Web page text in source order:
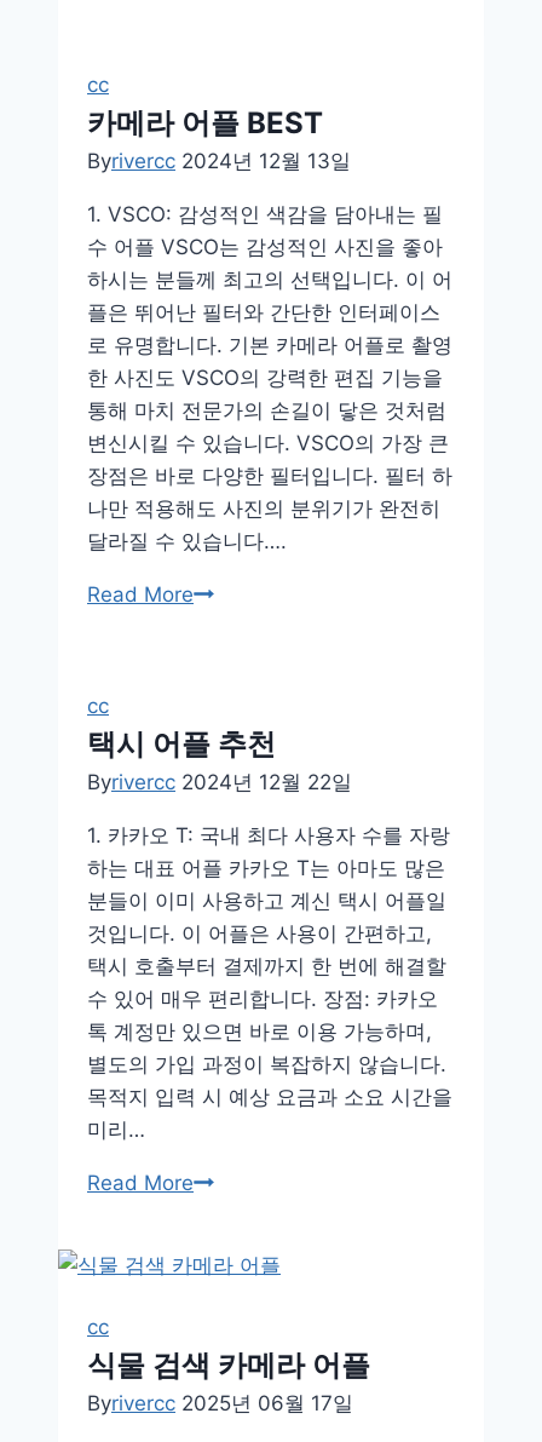
cc
카메라 어플 BEST
Byrivercc 2024년 12월 13일
1. VSCO: 감성적인 색감을 담아내는 필
수 어플 VSCO는 감성적인 사진을 좋아
하시는 분들께 최고의 선택입니다. 이 어
플은 뛰어난 필터와 간단한 인터페이스
로 유명합니다. 기본 카메라 어플로 촬영
한 사진도 VSCO의 강력한 편집 기능을
통해 마치 전문가의 손길이 닿은 것처럼
변신시킬 수 있습니다. VSCO의 가장 큰
장점은 바로 다양한 필터입니다. 필터 하
나만 적용해도 사진의 분위기가 완전히
달라질 수 있습니다….
Read More카
BEST
cc
택시 어플 추천
Byrivercc 2024년 12월 22일
1. 카카오 T: 국내 최다 사용자 수를 자랑
하는 대표 어플 카카오 T는 아마도 많은
분들이 이미 사용하고 계신 택시 어플일
것입니다. 이 어플은 사용이 간편하고,
택시 호출부터 결제까지 한 번에 해결할
수 있어 매우 편리합니다. 장점: 카카오
톡 계정만 있으면 바로 이용 가능하며,
별도의 가입 과정이 복잡하지 않습니다.
목적지 입력 시 예상 요금과 소요 시간을
미리…
Read More택
플
cc
식물 검색 카메라 어플
Byrivercc 2025년 06월 17일